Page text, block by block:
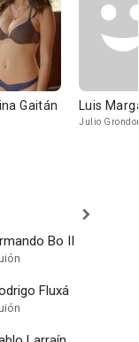
Gaitán Luis
Julio
Bo II
Fluxá